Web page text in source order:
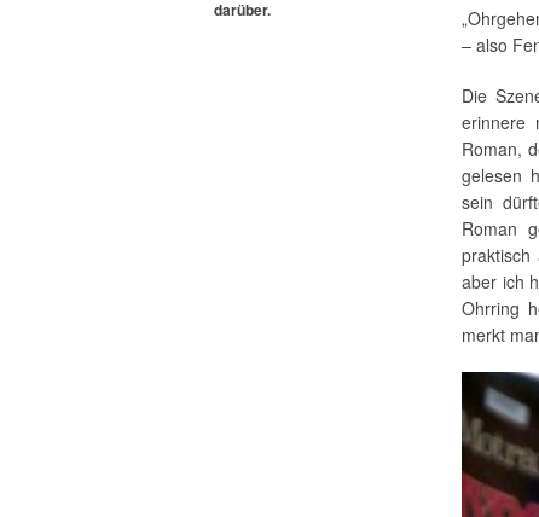
darüber.
– also
Die
erinnere
Roman,
gelesen
sein
Roman
aber ich
Ohrring
merkt